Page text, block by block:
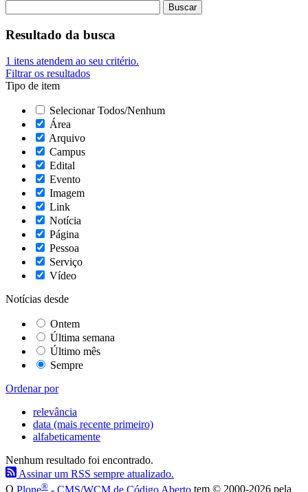
Resultado da busca
1 itens atendem ao seu critério.
Filtrar os resultados
Tipo de item
Selecionar Todos/Nenhum
Área
Arquivo
Campus
Edital
Evento
Imagem
Link
Notícia
Página
Pessoa
Serviço
Vídeo
Notícias desde
Ontem
Última semana
Último mês
Sempre
Ordenar por
relevância
data (mais recente primeiro)
alfabeticamente
Nenhum resultado foi encontrado.
Assinar um RSS sempre atualizado.
O Plone® - CMS/WCM de Código Aberto tem © 2000-2026 pela